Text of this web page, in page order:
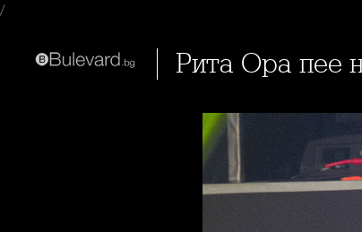
/
Рита Ора пее